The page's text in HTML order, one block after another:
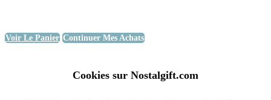
Voir Le Panier Continuer Mes Achats
Cookies sur Nostalgift.com